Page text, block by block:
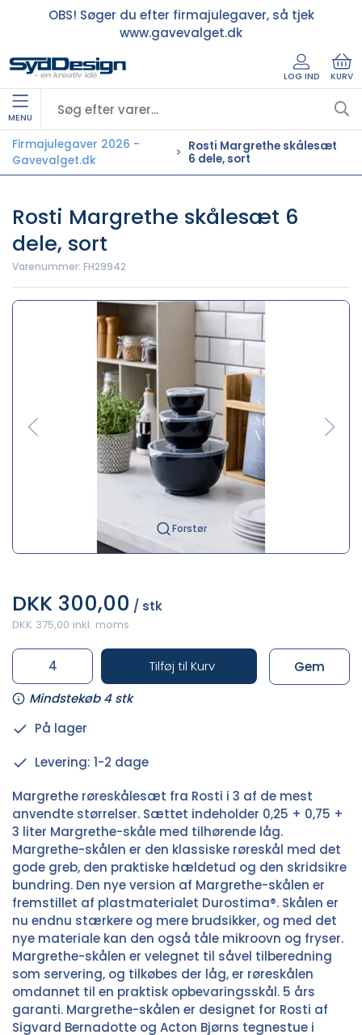
OBS! Søger du efter firmajulegaver, så tjek
www.gavevalget.dk
LOG IND KURV
MENU
Firmajulegaver 2026 -
Gavevalget.dk
Rosti Margrethe skålesæt
6 dele, sort
Rosti Margrethe skålesæt 6
dele, sort
Varenummer: FH29942
Forstør
DKK 300,00 / stk
DKK 375,00 inkl. moms
Tilføj til Kurv
Mindstekøb 4 stk
Gem
På lager
Levering: 1-2 dage
Margrethe røreskålesæt fra Rosti i 3 af de mest
anvendte størrelser. Sættet indeholder 0,25 + 0,75 +
3 liter Margrethe-skåle med tilhørende låg.
Margrethe-skålen er den klassiske røreskål med det
gode greb, den praktiske hældetud og den skridsikre
bundring. Den nye version af Margrethe-skålen er
fremstillet af plastmaterialet Durostima®. Skålen er
nu endnu stærkere og mere brudsikker, og med det
nye materiale kan den også tåle mikroovn og fryser.
Margrethe-skålen er velegnet til såvel tilberedning
som servering, og tilkøbes der låg, er røreskålen
omdannet til en praktisk opbevaringsskål. 5 års
garanti. Margrethe-skålen er designet for Rosti af
Sigvard Bernadotte og Acton Bjørns tegnestue i